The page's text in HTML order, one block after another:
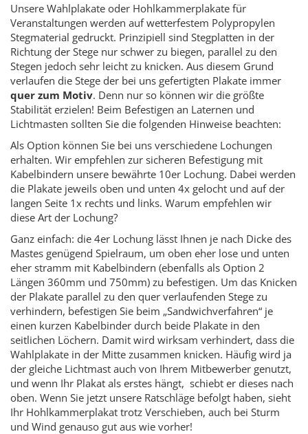
Unsere Wahlplakate oder Hohlkammerplakate für
Veranstaltungen werden auf wetterfestem Polypropylen
Stegmaterial gedruckt. Prinzipiell sind Stegplatten in der
Richtung der Stege nur schwer zu biegen, parallel zu den
Stegen jedoch sehr leicht zu knicken. Aus diesem Grund
verlaufen die Stege der bei uns gefertigten Plakate immer
quer zum Motiv. Denn nur so können wir die größte
Stabilität erzielen! Beim Befestigen an Laternen und
Lichtmasten sollten Sie die folgenden Hinweise beachten:
Als Option können Sie bei uns verschiedene Lochungen
erhalten. Wir empfehlen zur sicheren Befestigung mit
Kabelbindern unsere bewährte 10er Lochung. Dabei werden
die Plakate jeweils oben und unten 4x gelocht und auf der
langen Seite 1x rechts und links. Warum empfehlen wir
diese Art der Lochung?
Ganz einfach: die 4er Lochung lässt Ihnen je nach Dicke des
Mastes genügend Spielraum, um oben eher lose und unten
eher stramm mit Kabelbindern (ebenfalls als Option 2
Längen 360mm und 750mm) zu befestigen. Um das Knicken
der Plakate parallel zu den quer verlaufenden Stege zu
verhindern, befestigen Sie beim „Sandwichverfahren“ je
einen kurzen Kabelbinder durch beide Plakate in den
seitlichen Löchern. Damit wird wirksam verhindert, dass die
Wahlplakate in der Mitte zusammen knicken. Häufig wird ja
der gleiche Lichtmast auch von Ihrem Mitbewerber genutzt,
und wenn Ihr Plakat als erstes hängt, schiebt er dieses nach
oben. Wenn Sie jetzt unsere Ratschläge befolgt haben, sieht
Ihr Hohlkammerplakat trotz Verschieben, auch bei Sturm
und Wind genauso gut aus wie vorher!